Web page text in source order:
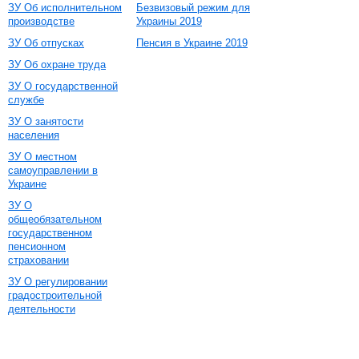
ЗУ Об исполнительном
производстве
ЗУ Об отпусках
ЗУ Об охране труда
ЗУ О государственной
службе
ЗУ О занятости
населения
ЗУ О местном
самоуправлении в
Украине
ЗУ О
общеобязательном
государственном
пенсионном
страховании
ЗУ О регулировании
градостроительной
деятельности
Безвизовый режим для
Украины 2019
Пенсия в Украине 2019